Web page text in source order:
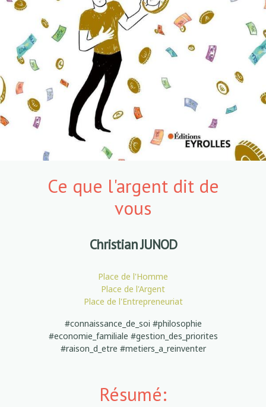
Ce que l'argent dit de
vous
Christian JUNOD
Place de l'Homme
Place de l'Argent
Place de l'Entrepreneuriat
#connaissance_de_soi #philosophie
#economie_familiale #gestion_des_priorites
#raison_d_etre #metiers_a_reinventer
Résumé: